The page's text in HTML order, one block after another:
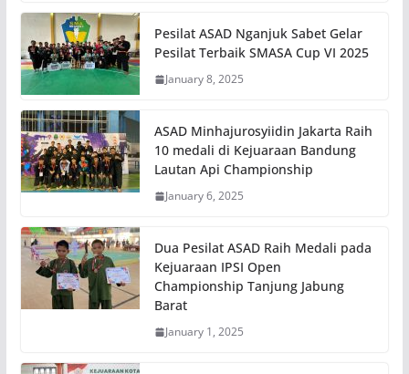
Pesilat ASAD Nganjuk Sabet Gelar
Pesilat Terbaik SMASA Cup VI 2025
January 8, 2025
ASAD Minhajurosyiidin Jakarta Raih
10 medali di Kejuaraan Bandung
Lautan Api Championship
January 6, 2025
Dua Pesilat ASAD Raih Medali pada
Kejuaraan IPSI Open
Championship Tanjung Jabung
Barat
January 1, 2025